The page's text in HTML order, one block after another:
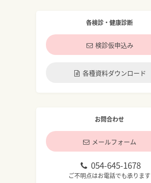
各検診・健康診断
検診仮申込み
各種資料ダウンロード
お問合わせ
メールフォーム
054-645-1678
ご不明点はお電話でも承ります